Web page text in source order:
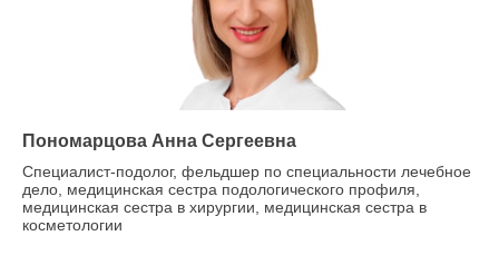
Пономарцова Анна Сергеевна
Специалист-подолог, фельдшер по специальности лечебное
дело, медицинская сестра подологического профиля,
медицинская сестра в хирургии, медицинская сестра в
косметологии